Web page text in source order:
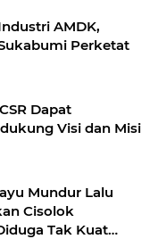
AMDK,
Perketat
Dapat
Visi dan Misi
Mundur Lalu
Cisolok
Tak Kuat